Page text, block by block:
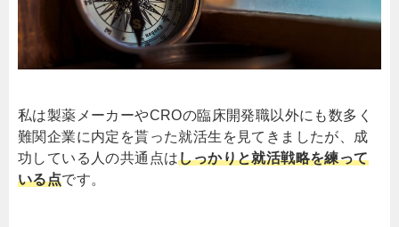
私は製薬メーカーやCROの臨床開発職以外にも数多く
難関企業に内定を貰った就活生を見てきましたが、成
功している人の共通点はしっかりと就活戦略を練って
いる点です。